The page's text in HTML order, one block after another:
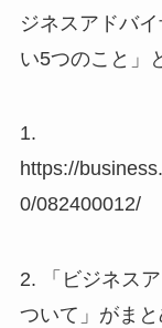
ジネスアドバ
い5つのこと」
1.
https://
0/082400012/
2. 「ビジネス
ついて」がま